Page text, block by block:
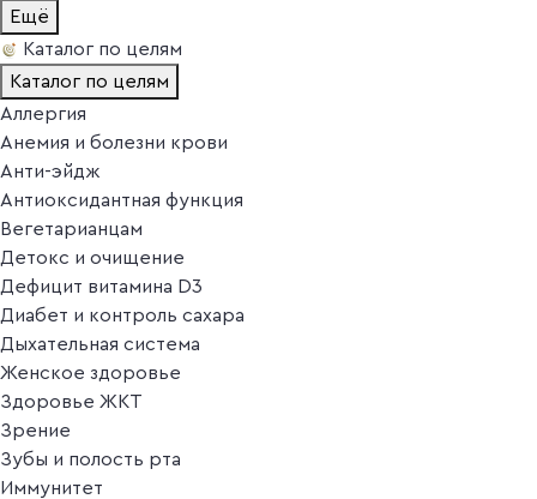
Ещё
Каталог по целям
Каталог по целям
Аллергия
Анемия и болезни крови
Анти-эйдж
Антиоксидантная функция
Вегетарианцам
Детокс и очищение
Дефицит витамина D3
Диабет и контроль сахара
Дыхательная система
Женское здоровье
Здоровье ЖКТ
Зрение
Зубы и полость рта
Иммунитет